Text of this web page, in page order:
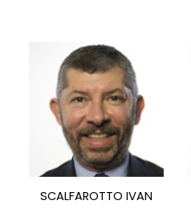
SCALFAROTTO IVAN